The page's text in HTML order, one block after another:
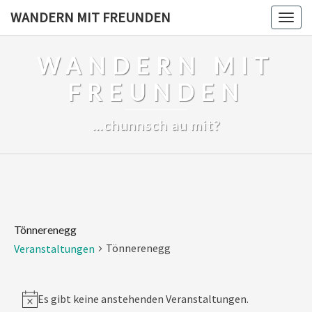
WANDERN MIT FREUNDEN
WANDERN MIT
FREUNDEN
…chunnsch au mit?
Tönnerenegg
Veranstaltungen Tönnerenegg
Notice
Es gibt keine anstehenden Veranstaltungen.